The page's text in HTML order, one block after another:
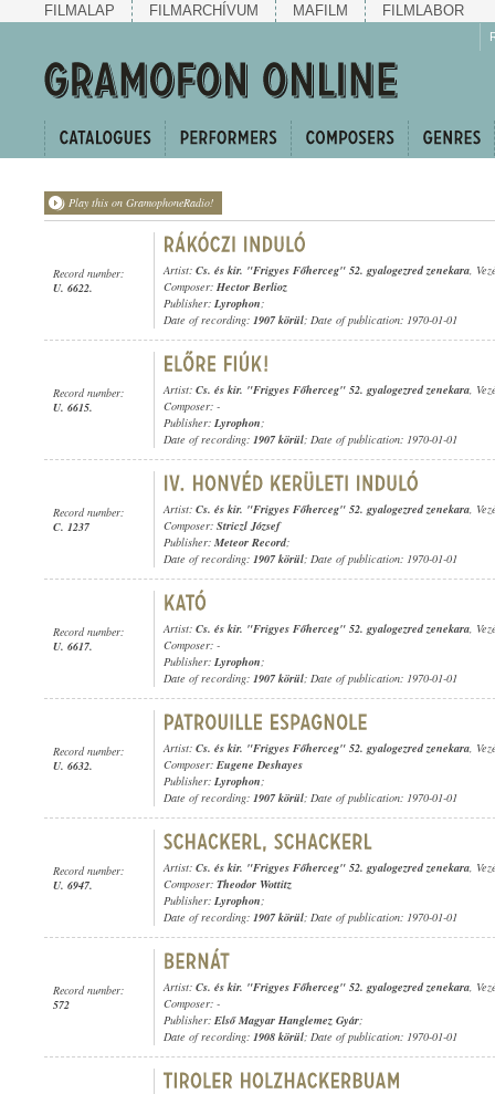
FILMALAP FILMARCHÍVUM MAFILM FILMLABOR
Play this on GramophoneRadio!
Record number:
U. 6622.
Artist: Cs. és kir. "Frigyes Főherceg" 52. gyalogezred zenekara,
Composer: Hector Berlioz
Publisher: Lyrophon;
Date of recording: 1907 körül; Date of publication: 1970-01-01
Record number:
U. 6615.
Artist: Cs. és kir. "Frigyes Főherceg" 52. gyalogezred zenekara,
Composer: -
Publisher: Lyrophon;
Date of recording: 1907 körül; Date of publication: 1970-01-01
Record number:
C. 1237
Artist: Cs. és kir. "Frigyes Főherceg" 52. gyalogezred zenekara,
Composer: Striczl József
Publisher: Meteor Record;
Date of recording: 1907 körül; Date of publication: 1970-01-01
Record number:
U. 6617.
Artist: Cs. és kir. "Frigyes Főherceg" 52. gyalogezred zenekara,
Composer: -
Publisher: Lyrophon;
Date of recording: 1907 körül; Date of publication: 1970-01-01
Record number:
U. 6632.
Artist: Cs. és kir. "Frigyes Főherceg" 52. gyalogezred zenekara,
Composer: Eugene Deshayes
Publisher: Lyrophon;
Date of recording: 1907 körül; Date of publication: 1970-01-01
Record number:
U. 6947.
Artist: Cs. és kir. "Frigyes Főherceg" 52. gyalogezred zenekara,
Composer: Theodor Wottitz
Publisher: Lyrophon;
Date of recording: 1907 körül; Date of publication: 1970-01-01
Record number:
572
Artist: Cs. és kir. "Frigyes Főherceg" 52. gyalogezred zenekara,
Composer: -
Publisher: Első Magyar Hanglemez Gyár;
Date of recording: 1908 körül; Date of publication: 1970-01-01